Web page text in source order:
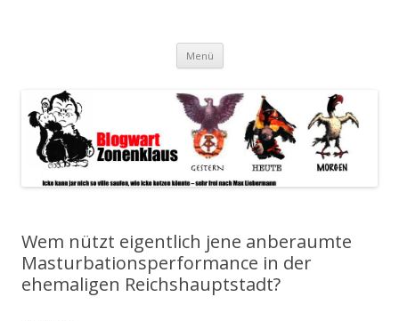
spiegeln im wesentlichen den Gesundheitszustand dieser unserer
Menü Zum
springen
Wem nützt eigentlich jene anberaumte
Masturbationsperformance in der
ehemaligen Reichshauptstadt?